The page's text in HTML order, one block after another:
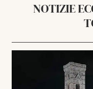
NOTIZIE